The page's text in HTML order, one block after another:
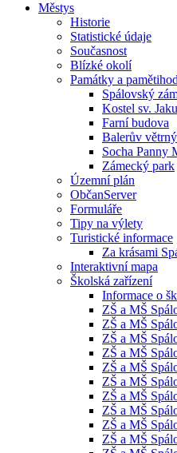
Městys
Historie
Statistické údaje
Současnost
Blízké okolí
Památky a
Spálovský
Kostel sv.
Farní budova
Balerův
Socha Panny
Zámecký park
Územní plán
ObčanServer
Formuláře
Tipy na výlety
Turistické informace
Za krásami
Interaktivní mapa
Školská zařízení
Informace o
ZŠ a MŠ
ZŠ a MŠ
ZŠ a MŠ
ZŠ a MŠ
ZŠ a MŠ
ZŠ a MŠ
ZŠ a MŠ
ZŠ a MŠ
ZŠ a MŠ
ZŠ a MŠ